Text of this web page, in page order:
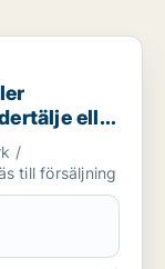
till salu i
eller
/
till försäljning